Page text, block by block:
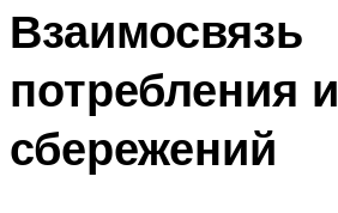
Взаимосвязь
потребления и
сбережений